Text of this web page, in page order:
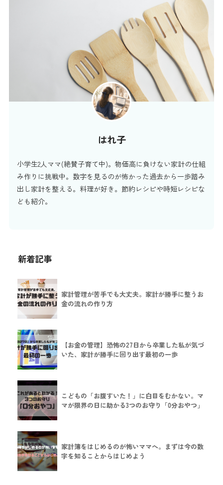
はれ子
小学生2人ママ(絶賛子育て中)。物価高に負けない家計の仕組
み作りに挑戦中。数字を見るのが怖かった過去から一歩踏み
出し家計を整える。料理が好き。節約レシピや時短レシピな
ども紹介。
新着記事
家計管理が苦手でも大丈夫。家計が勝手に整うお
金の流れの作り方
【お金の管理】恐怖の27日から卒業した私が気づ
いた、家計が勝手に回り出す最初の一歩
こどもの「お腹すいた！」に白目をむかない。マ
マが限界の日に助かる3つのお守り「0分おやつ」
家計簿をはじめるのが怖いママへ。まずは今の数
字を知ることからはじめよう